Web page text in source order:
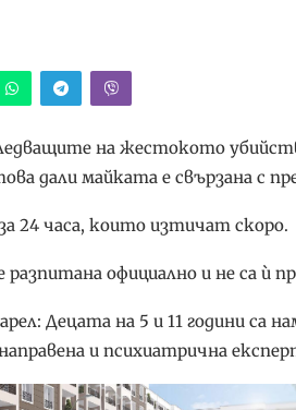
на жестокото
дали майката е свързана с
24 часа, които изтичат скоро.
официално и не са ѝ
Децата на 5 и 11 години са
и психиатрична